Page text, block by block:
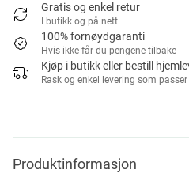
Gratis og enkel retur
I butikk og på nett
100% fornøydgaranti
Hvis ikke får du pengene tilbake
Kjøp i butikk eller bestill
Rask og enkel levering som passer
Produktinformasjon